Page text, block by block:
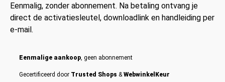
Eenmalig, zonder abonnement. Na betaling ontvang je
direct de activatiesleutel, downloadlink en handleiding per
e-mail.
Eenmalige aankoop, geen abonnement
Gecertificeerd door Trusted Shops &WebwinkelKeur